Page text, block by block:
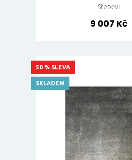
Stepevi
9 007 Kč
50 % SLEVA
SKLADEM